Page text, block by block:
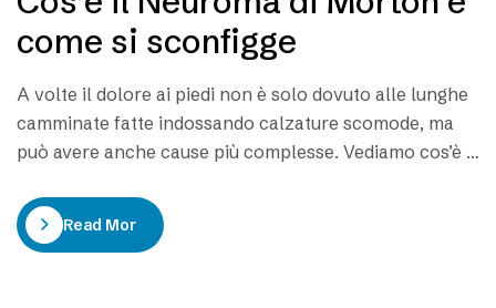
come si sconfigge
A volte il dolore ai piedi non è solo dovuto alle lunghe
camminate fatte indossando calzature scomode, ma
può avere anche cause più complesse. Vediamo cos’è il
causa. Solitamente i piedi non sono una parte del
corpo a cui si presta molta attenzione, o almeno, non
Read More